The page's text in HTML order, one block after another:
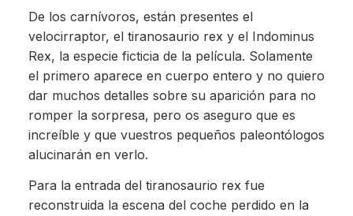
De los carnívoros, están presentes el
velocirraptor, el tiranosaurio rex y el Indominus
Rex, la especie ficticia de la película. Solamente
el primero aparece en cuerpo entero y no quiero
dar muchos detalles sobre su aparición para no
romper la sorpresa, pero os aseguro que es
increíble y que vuestros pequeños paleontólogos
alucinarán en verlo.
Para la entrada del tiranosaurio rex fue
reconstruida la escena del coche perdido en la